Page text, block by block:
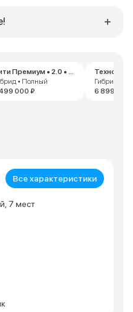
Сити Премиум • 2.0 • AT
• Полный
000 ₽
Гибрид •
6 899 000
Все характеристики
7 мест